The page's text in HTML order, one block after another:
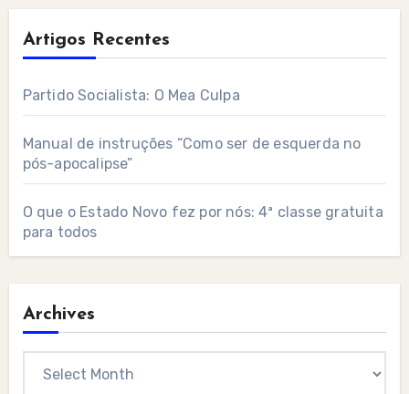
Artigos Recentes
Partido Socialista: O Mea Culpa
Manual de instruções “Como ser de esquerda no
pós-apocalipse”
O que o Estado Novo fez por nós: 4ª classe gratuita
para todos
Archives